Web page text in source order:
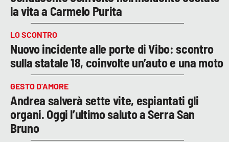
la vita a Carmelo Purita
LO SCONTRO
Nuovo incidente alle porte di Vibo: scontro
sulla statale 18, coinvolte un’auto e una moto
GESTO D’AMORE
Andrea salverà sette vite, espiantati gli
organi. Oggi l’ultimo saluto a Serra San
Bruno